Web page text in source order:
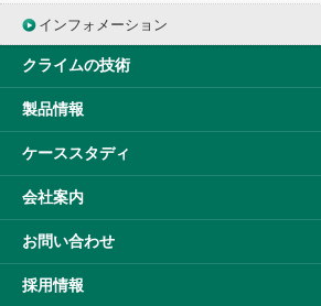
インフォメーション
クライムの技術
製品情報
ケーススタディ
会社案内
お問い合わせ
採用情報